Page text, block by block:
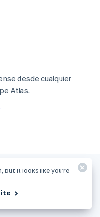
desde cualquier
Atlas.
but it looks like you’re